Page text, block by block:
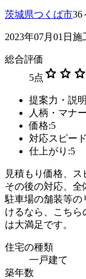
茨城県つくば市36
2023年07月01日施
総合評価
5点 star star star
提案力・説
人柄・マナ
価格:5
対応スピー
仕上がり:5
見積もり価格、ス
その後の対応、全
駐車場の舗装等の
けるなら、こちら
は大満足です。
住宅の種類
一戸建て
築年数